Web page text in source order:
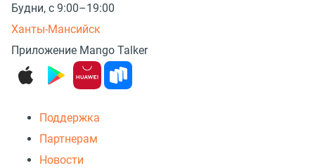
Будни, с 9:00–19:00
Ханты-Мансийск
Приложение Mango Talker
Поддержка
Партнерам
Новости